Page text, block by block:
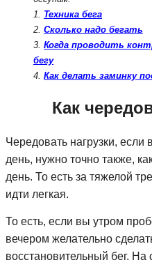
1. Техника бега
2. Сколько надо бегать
3. Когда проводить
бегу
4. Как делать заминку
Как
Чередовать нагрузки, если
день, нужно точно также,
день. То есть за тяжелой
идти легкая.
То есть, если вы утром
вечером желательно
восстановительный бег.